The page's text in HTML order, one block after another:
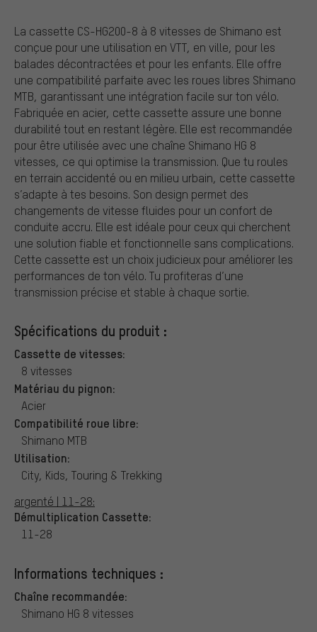
La cassette CS-HG200-8 à 8 vitesses de Shimano est
conçue pour une utilisation en VTT, en ville, pour les
balades décontractées et pour les enfants. Elle offre
une compatibilité parfaite avec les roues libres Shimano
MTB, garantissant une intégration facile sur ton vélo.
Fabriquée en acier, cette cassette assure une bonne
durabilité tout en restant légère. Elle est recommandée
pour être utilisée avec une chaîne Shimano HG 8
vitesses, ce qui optimise la transmission. Que tu roules
en terrain accidenté ou en milieu urbain, cette cassette
s’adapte à tes besoins. Son design permet des
changements de vitesse fluides pour un confort de
conduite accru. Elle est idéale pour ceux qui cherchent
une solution fiable et fonctionnelle sans complications.
Cette cassette est un choix judicieux pour améliorer les
performances de ton vélo. Tu profiteras d’une
transmission précise et stable à chaque sortie.
Spécifications du produit :
Cassette de vitesses:
8 vitesses
Matériau du pignon:
Acier
Compatibilité roue libre:
Shimano MTB
Utilisation:
City, Kids, Touring & Trekking
argenté | 11-28:
Démultiplication Cassette:
11-28
Informations techniques :
Chaîne recommandée:
Shimano HG 8 vitesses